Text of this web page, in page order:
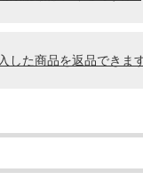
した商品を返品できま